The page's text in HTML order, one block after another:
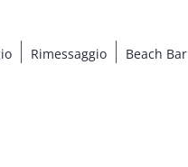
Rimessaggio Beach Bar